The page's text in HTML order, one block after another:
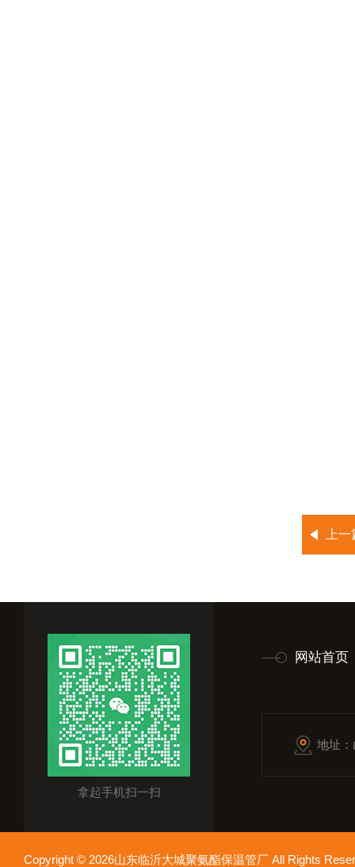
上
拿起手机扫一扫
网站首页
地址
Copyright © 2026山东临沂大城聚氨酯保温管厂 All Rights